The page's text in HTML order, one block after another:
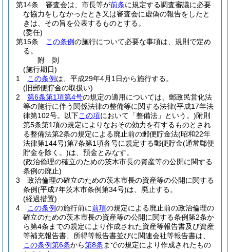
第14条
審査会は、市長等が前条に規定する調査審議に必要
な協力をしなかったとき又は審査会に虚偽の報告をしたと
きは、その旨を公表するものとする。
(委任)
第15条
この条例の施行について必要な事項は、規則で定め
る。
附 則
(施行期日)
1
この条例 は、平成29年4月1日から施行する。
(旧郵便貯金の取扱い)
2
第6条第1項第4号の規定の適用については、郵政民営化法
等の施行に伴う関係法律の整備等に関する法律(平成17年法
律第102号。以下この項において「整備法」という。)附則
第5条第1項の規定によりなおその効力を有するものとされ
る整備法第2条の規定による廃止前の郵便貯金法(昭和22年
法律第144号)第7条第1項各号に規定する郵便貯金(通常郵便
貯金を除く。)は、預金とみなす。
(政治倫理の確立のための茨木市長の資産等の公開に関する
条例の廃止)
3
政治倫理の確立のための茨木市長の資産等の公開に関する
条例(平成7年茨木市条例第34号)は、廃止する。
(経過措置)
4
この条例の施行前に前項の規定による廃止前の政治倫理の
確立のための茨木市長の資産等の公開に関する条例第2条か
ら第4条までの規定により作成された資産等報告書及び資産
等補充報告書、所得等報告書並びに関連会社等報告書は、
この条例第6条から第8条 までの規定により作成されたもの